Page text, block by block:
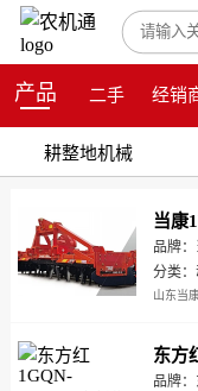
产品 二手 经销
耕整地机械
当康
品牌
分类
山东当
东方
品牌